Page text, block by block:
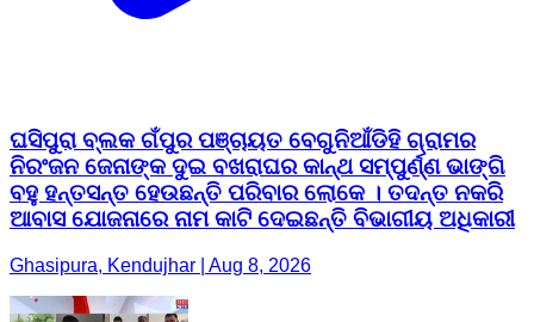
ଘସିପୁରା ବ୍ଲକ ଗଁପୁର ପଞ୍ଚାୟତ ବେଗୁନିଆଁଡିହି ଗ୍ରାମର
ନିରଂଜନ ଜେନାଙ୍କ ଦୁଇ ବଖରାଘର କାନ୍ଥ ସମ୍ପୁର୍ଣ୍ଣ ଭାଙ୍ଗି
ବହୁ ହନ୍ତସନ୍ତ ହେଉଛନ୍ତି ପରିବାର ଲୋକେ । ତଦନ୍ତ ନକରି
ଆବାସ ଯୋଜନାରେ ନାମ କାଟି ଦେଇଛନ୍ତି ବିଭାଗୀୟ ଅଧିକାରୀ
Ghasipura, Kendujhar | Aug 8, 2026